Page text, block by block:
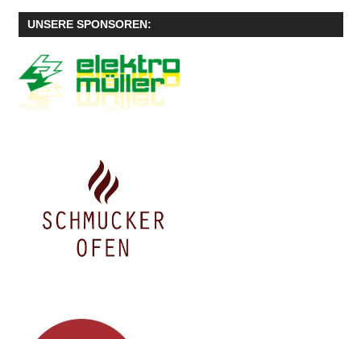
UNSERE SPONSOREN: